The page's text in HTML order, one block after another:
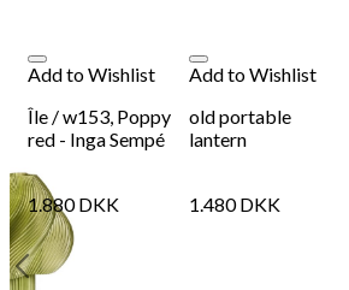
Add to Wishlist
Île / w153, Poppy
red - Inga Sempé
1.880DKK
Add to Wishlist
old portable
lantern
1.480DKK